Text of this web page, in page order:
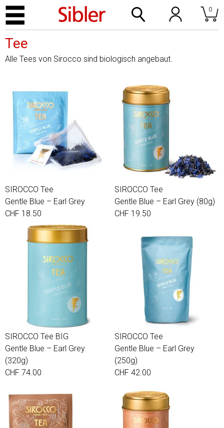
0
Tee
Alle Tees von Sirocco sind biologisch angebaut.
SIROCCO Tee
Gentle Blue – Earl Grey
CHF 18.50
SIROCCO Tee
Gentle Blue – Earl Grey (80g)
CHF 19.50
SIROCCO Tee BIG
Gentle Blue – Earl Grey
(320g)
CHF 74.00
SIROCCO Tee
Gentle Blue – Earl Grey
(250g)
CHF 42.00